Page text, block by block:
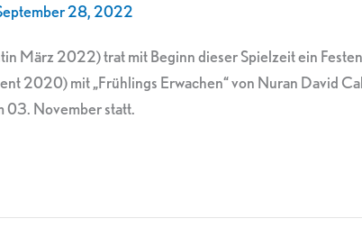
28, 2022
März 2022) trat mit Beginn dieser Spielzeit ein
2020) mit „Frühlings Erwachen“ von Nuran David
03. November statt.